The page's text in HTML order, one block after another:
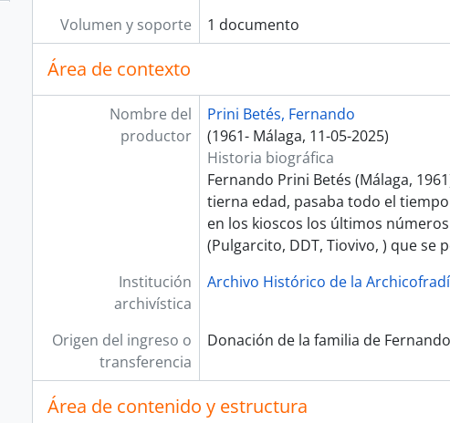
Volumen y soporte
1 documento
Área de contexto
Nombre del
productor
Prini Betés, Fernando
(1961- Málaga, 11-05-2025)
Historia biográfica
Fernando Prini Betés (Málaga,
tierna edad, pasaba todo el
en los kioscos los últimos
(Pulgarcito, DDT, Tiovivo, ) que se
Institución
archivística
Archivo Histórico de la
Origen del ingreso o
transferencia
Donación de la familia de
Área de contenido y estructura